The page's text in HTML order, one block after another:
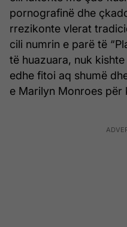
pornografinë dhe
rrezikonte vlerat
cili numrin e parë të
të huazuara, nuk
edhe fitoi aq shumë
e Marilyn Monroes për